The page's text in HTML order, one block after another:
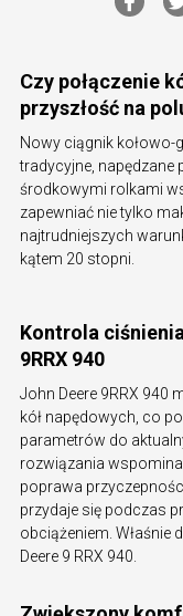
Czy połączenie
przyszłość na
Nowy ciągnik kołowo-
tradycyjne, napędzane
środkowymi rolkami
zapewniać nie tylko
najtrudniejszych
kątem 20 stopni.
Kontrola
9RRX 940
John Deere 9RRX 940
kół napędowych, co
parametrów do
rozwiązania
poprawa
przydaje się podczas
obciążeniem.
Deere 9 RRX 940.